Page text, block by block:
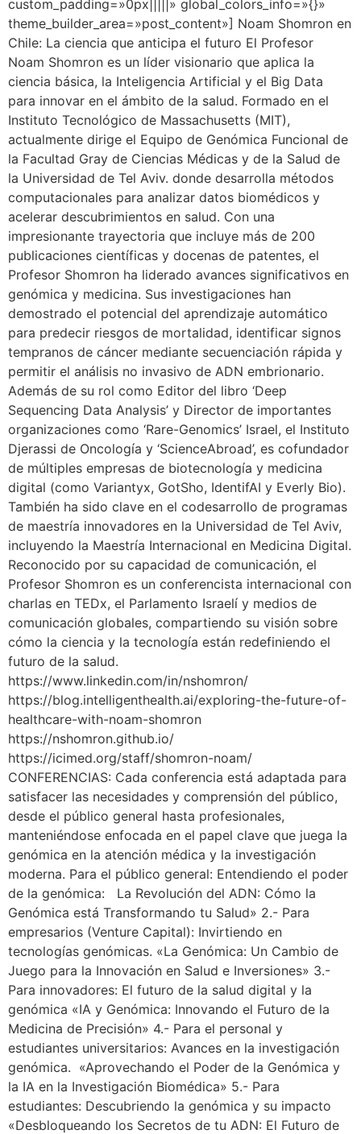
custom_padding=»0px|||||» global_colors_info=»{}»
theme_builder_area=»post_content»] Noam Shomron en
Chile: La ciencia que anticipa el futuro El Profesor
Noam Shomron es un líder visionario que aplica la
ciencia básica, la Inteligencia Artificial y el Big Data
para innovar en el ámbito de la salud. Formado en el
Instituto Tecnológico de Massachusetts (MIT),
actualmente dirige el Equipo de Genómica Funcional de
la Facultad Gray de Ciencias Médicas y de la Salud de
la Universidad de Tel Aviv. donde desarrolla métodos
computacionales para analizar datos biomédicos y
acelerar descubrimientos en salud. Con una
impresionante trayectoria que incluye más de 200
publicaciones científicas y docenas de patentes, el
Profesor Shomron ha liderado avances significativos en
genómica y medicina. Sus investigaciones han
demostrado el potencial del aprendizaje automático
para predecir riesgos de mortalidad, identificar signos
tempranos de cáncer mediante secuenciación rápida y
permitir el análisis no invasivo de ADN embrionario.
Además de su rol como Editor del libro ‘Deep
Sequencing Data Analysis’ y Director de importantes
organizaciones como ‘Rare-Genomics’ Israel, el Instituto
Djerassi de Oncología y ‘ScienceAbroad’, es cofundador
de múltiples empresas de biotecnología y medicina
digital (como Variantyx, GotSho, IdentifAI y Everly Bio).
También ha sido clave en el codesarrollo de programas
de maestría innovadores en la Universidad de Tel Aviv,
incluyendo la Maestría Internacional en Medicina Digital.
Reconocido por su capacidad de comunicación, el
Profesor Shomron es un conferencista internacional con
charlas en TEDx, el Parlamento Israelí y medios de
comunicación globales, compartiendo su visión sobre
cómo la ciencia y la tecnología están redefiniendo el
futuro de la salud.
https://www.linkedin.com/in/nshomron/
https://blog.intelligenthealth.ai/exploring-the-future-of-
healthcare-with-noam-shomron
https://nshomron.github.io/
https://icimed.org/staff/shomron-noam/
CONFERENCIAS: Cada conferencia está adaptada para
satisfacer las necesidades y comprensión del público,
desde el público general hasta profesionales,
manteniéndose enfocada en el papel clave que juega la
genómica en la atención médica y la investigación
moderna. Para el público general: Entendiendo el poder
de la genómica: La Revolución del ADN: Cómo la
Genómica está Transformando tu Salud» 2.- Para
empresarios (Venture Capital): Invirtiendo en
tecnologías genómicas. «La Genómica: Un Cambio de
Juego para la Innovación en Salud e Inversiones» 3.-
Para innovadores: El futuro de la salud digital y la
genómica «IA y Genómica: Innovando el Futuro de la
Medicina de Precisión» 4.- Para el personal y
estudiantes universitarios: Avances en la investigación
genómica. «Aprovechando el Poder de la Genómica y
la IA en la Investigación Biomédica» 5.- Para
estudiantes: Descubriendo la genómica y su impacto
«Desbloqueando los Secretos de tu ADN: El Futuro de